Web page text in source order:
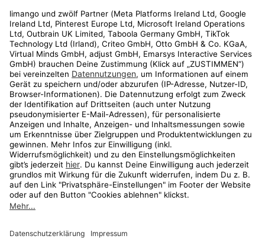
Kundenservice
Shop
Aktionen
Travel